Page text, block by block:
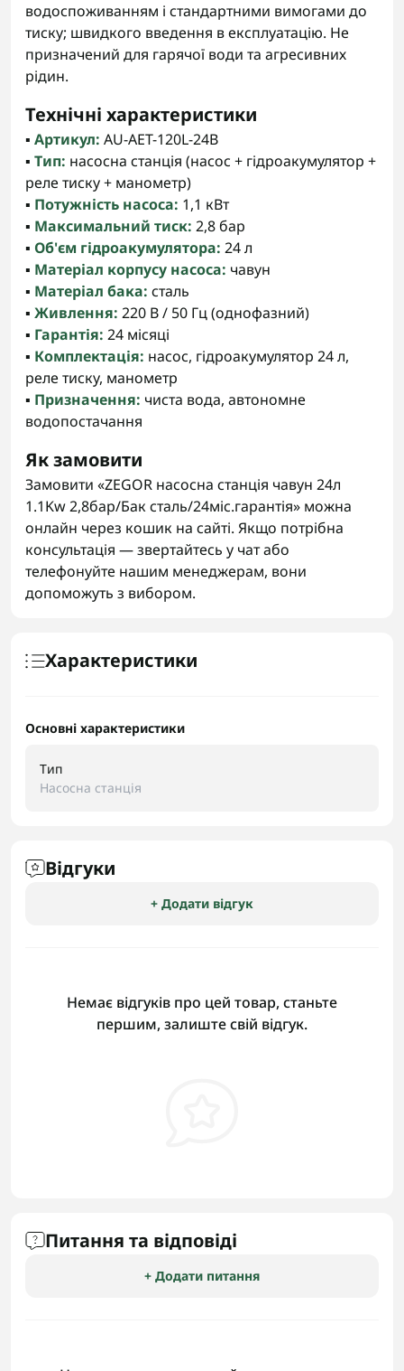
водоспоживанням і стандартними вимогами до
тиску; швидкого введення в експлуатацію. Не
призначений для гарячої води та агресивних
рідин.
Технічні характеристики
▪️ Артикул: AU-AET-120L-24B
▪️ Тип: насосна станція (насос + гідроакумулятор +
реле тиску + манометр)
▪️ Потужність насоса: 1,1 кВт
▪️ Максимальний тиск: 2,8 бар
▪️ Об'єм гідроакумулятора: 24 л
▪️ Матеріал корпусу насоса: чавун
▪️ Матеріал бака: сталь
▪️ Живлення: 220 В / 50 Гц (однофазний)
▪️ Гарантія: 24 місяці
▪️ Комплектація: насос, гідроакумулятор 24 л,
реле тиску, манометр
▪️ Призначення: чиста вода, автономне
водопостачання
Як замовити
Замовити «ZEGOR насосна станція чавун 24л
1.1Kw 2,8бар/Бак сталь/24міс.гарантія» можна
онлайн через кошик на сайті. Якщо потрібна
консультація — звертайтесь у чат або
телефонуйте нашим менеджерам, вони
допоможуть з вибором.
Характеристики
Основні характеристики
Тип
Насосна станція
Відгуки
+ Додати відгук
Немає відгуків про цей товар, станьте
першим, залиште свій відгук.
Питання та відповіді
+ Додати питання